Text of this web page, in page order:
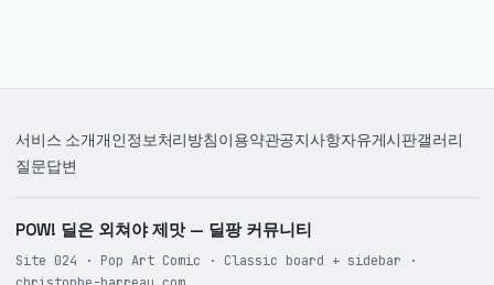
서비스 소개 개인정보처리방침 이용약관공지사항자유게시판갤러리
질문답변
POW! 딜은 외쳐야 제맛 — 딜팡 커뮤니티
Site 024 · Pop Art Comic · Classic board + sidebar ·